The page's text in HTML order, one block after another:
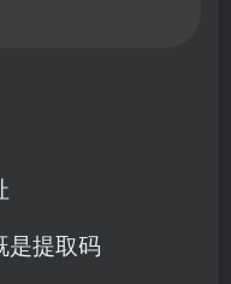
是提取码